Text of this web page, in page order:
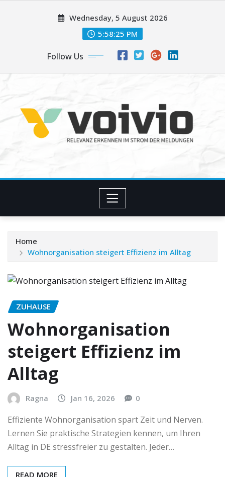
Wednesday, 5 August 2026
5:58:25 PM
Follow Us
Home
Wohnorganisation steigert Effizienz im Alltag
ZUHAUSE
Wohnorganisation
steigert Effizienz im
Alltag
Ragna Jan 16, 2026 0
Effiziente Wohnorganisation spart Zeit und Nerven.
Lernen Sie praktische Strategien kennen, um Ihren
Alltag in DE stressfreier zu gestalten. Jeder…
READ MORE